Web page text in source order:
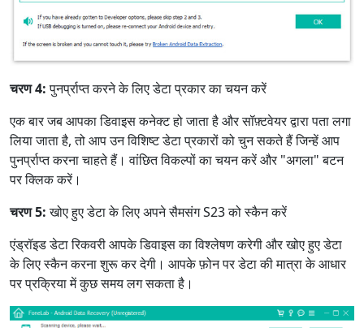
चरण 4:पुनर्प्राप्त करने के लिए डेटा प्रकार का चयन करें
एक बार जब आपका डिवाइस कनेक्ट हो जाता है और सॉफ़्टवेयर द्वारा पता लगा
लिया जाता है, तो आप उन विशिष्ट डेटा प्रकारों को चुन सकते हैं जिन्हें आप
पुनर्प्राप्त करना चाहते हैं। वांछित विकल्पों का चयन करें और "अगला" बटन
पर क्लिक करें।
चरण 5:खोए हुए डेटा के लिए अपने सैमसंग S23 को स्कैन करें
एंड्रॉइड डेटा रिकवरी आपके डिवाइस का विश्लेषण करेगी और खोए हुए डेटा
के लिए स्कैन करना शुरू कर देगी। आपके फ़ोन पर डेटा की मात्रा के आधार
पर प्रक्रिया में कुछ समय लग सकता है।